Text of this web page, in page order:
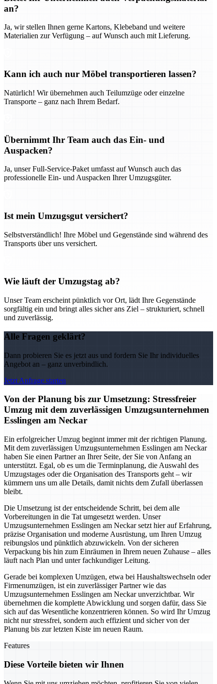
an?
Ja, wir stellen Ihnen gerne Kartons, Klebeband und weitere
Materialien zur Verfügung – auf Wunsch auch mit Lieferung.
Kann ich auch nur Möbel transportieren lassen?
Natürlich! Wir übernehmen auch Teilumzüge oder einzelne
Transporte – ganz nach Ihrem Bedarf.
Übernimmt Ihr Team auch das Ein- und
Auspacken?
Ja, unser Full-Service-Paket umfasst auf Wunsch auch das
professionelle Ein- und Auspacken Ihrer Umzugsgüter.
Ist mein Umzugsgut versichert?
Selbstverständlich! Ihre Möbel und Gegenstände sind während des
Transports über uns versichert.
Wie läuft der Umzugstag ab?
Unser Team erscheint pünktlich vor Ort, lädt Ihre Gegenstände
sorgfältig ein und bringt alles sicher ans Ziel – strukturiert, schnell
und zuverlässig.
Alle Fragen geklärt?
Dann probieren Sie es jetzt aus und fordern Sie Ihr individuelles
Angebot an – ganz unverbindlich.
Jetzt Anfrage starten
Von der Planung bis zur Umsetzung: Stressfreier
Umzug mit dem zuverlässigen Umzugsunternehmen
Esslingen am Neckar
Ein erfolgreicher Umzug beginnt immer mit der richtigen Planung.
Mit dem zuverlässigen Umzugsunternehmen Esslingen am Neckar
haben Sie einen Partner an Ihrer Seite, der Sie von Anfang an
unterstützt. Egal, ob es um die Terminplanung, die Auswahl des
Umzugstages oder die Organisation des Transports geht – wir
kümmern uns um alle Details, damit nichts dem Zufall überlassen
bleibt.
Die Umsetzung ist der entscheidende Schritt, bei dem alle
Vorbereitungen in die Tat umgesetzt werden. Unser
Umzugsunternehmen Esslingen am Neckar setzt hier auf Erfahrung,
präzise Organisation und moderne Ausrüstung, um Ihren Umzug
reibungslos und pünktlich abzuwickeln. Von der sicheren
Verpackung bis hin zum Einräumen in Ihrem neuen Zuhause – alles
läuft nach Plan und unter fachkundiger Leitung.
Gerade bei komplexen Umzügen, etwa bei Haushaltswechseln oder
Firmenumzügen, ist ein zuverlässiger Partner wie das
Umzugsunternehmen Esslingen am Neckar unverzichtbar. Wir
übernehmen die komplette Abwicklung und sorgen dafür, dass Sie
sich auf das Wesentliche konzentrieren können. So wird Ihr Umzug
nicht nur stressfrei, sondern auch effizient und sicher von der
Planung bis zur letzten Kiste im neuen Raum.
Features
Diese Vorteile bieten wir Ihnen